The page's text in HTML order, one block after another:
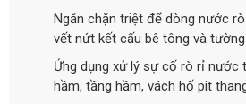
Ngăn chặn triệt để dòng nước
vết nứt kết cấu bê tông và tường
Ứng dụng xử lý sự cố rò rỉ nước
hầm, tầng hầm, vách hố pit